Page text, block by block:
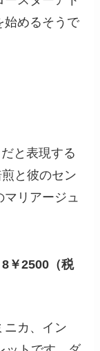
始めるそうで
と表現する
と彼のセン
マリアージュ
￥2500（税
ニカ、イン